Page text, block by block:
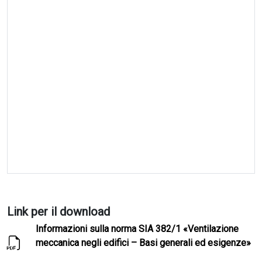
Link per il download
Informazioni sulla norma SIA 382/1 «Ventilazione
meccanica negli edifici – Basi generali ed esigenze»